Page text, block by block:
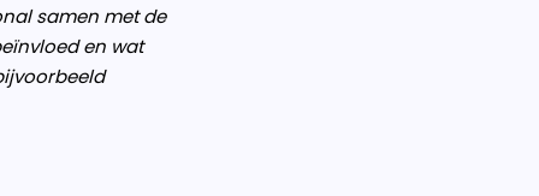
samen met de
en wat